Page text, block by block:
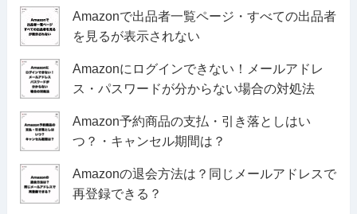
Amazonで出品者一覧ページ・すべての出品者
を見るが表示されない
Amazonにログインできない！メールアドレ
ス・パスワードが分からない場合の対処法
Amazon予約商品の支払・引き落としはい
つ？・キャンセル期間は？
Amazonの退会方法は？同じメールアドレスで
再登録できる？